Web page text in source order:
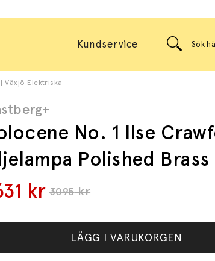
Kundservice
Växjö Elektriska
No. 1 Ilse
Polished Brass
3095kr
kr
LÄGG I VARUKORGEN